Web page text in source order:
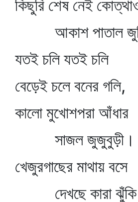
কিছুরি শেষ নেই
আকাশ পাতাল
যতই চলি যতই চলি
বেড়েই চলে বনের গলি,
কালো মুখোশপরা আঁধার
সাজল জুজুবুড়ী।
খেজুরগাছের মাথায় বসে
দেখছে কারা